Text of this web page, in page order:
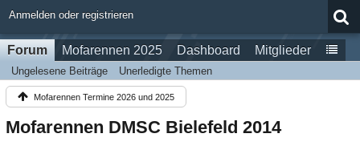
Anmelden oder registrieren
Forum Mofarennen 2025 Dashboard Mitglieder
Ungelesene Beiträge Unerledigte Themen
Mofarennen Termine 2026 und 2025
Mofarennen DMSC Bielefeld 2014